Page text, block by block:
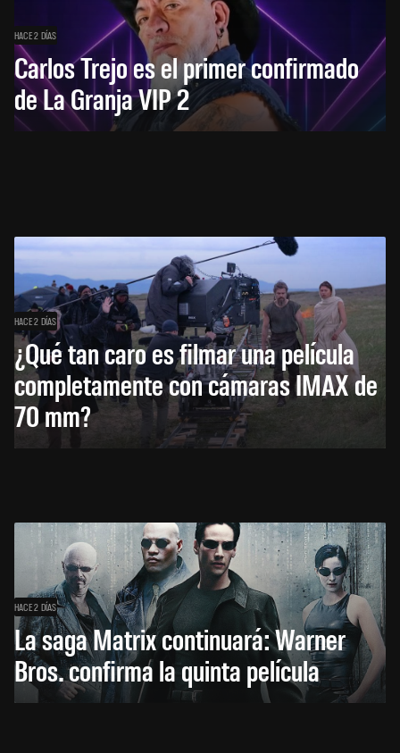
HACE 2 DÍAS
Carlos Trejo es el primer confirmado
de La Granja VIP 2
HACE 2 DÍAS
¿Qué tan caro es filmar una película
completamente con cámaras IMAX de
70 mm?
HACE 2 DÍAS
La saga Matrix continuará: Warner
Bros. confirma la quinta película